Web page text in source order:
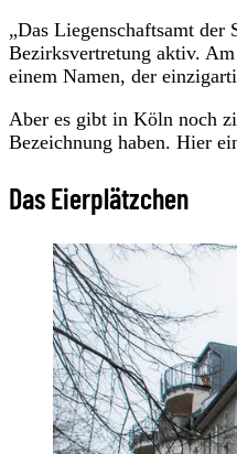
„Das Liegenschaftsamt
Bezirksvertretung aktiv.
einem Namen, der
Aber es gibt in Köln noch
Bezeichnung haben. Hier
Das Eierplätzchen